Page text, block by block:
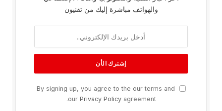
والهواتف مباشرة إليك من تقنيون
By signing up, you agree to the our terms and
our Privacy Policyagreement.